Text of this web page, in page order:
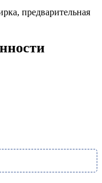
предварительная